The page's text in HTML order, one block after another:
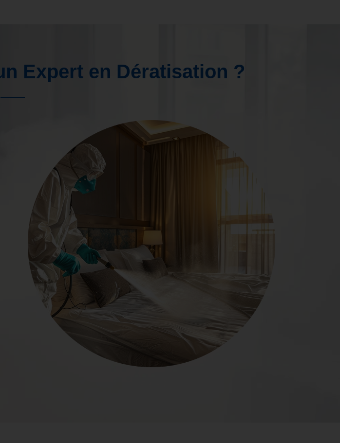
Expert en Dératisation ?